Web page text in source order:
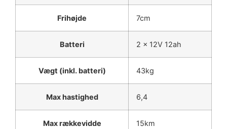
Frihøjde 7cm
Batteri 2 x 12V 12ah
Vægt (inkl. batteri) 43kg
Max hastighed 6,4
Max rækkevidde 15km